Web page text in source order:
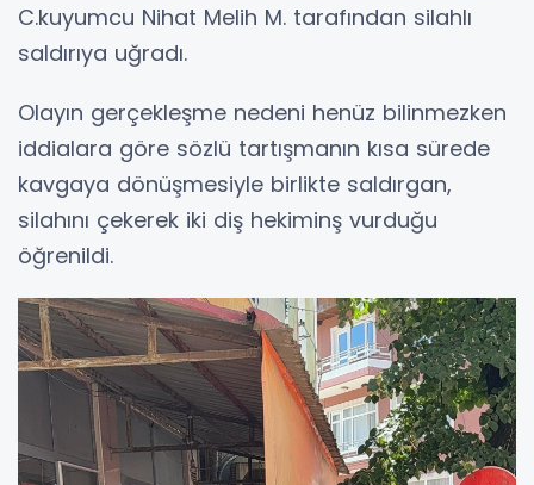
C.kuyumcu Nihat Melih M. tarafından silahlı
saldırıya uğradı.
Olayın gerçekleşme nedeni henüz bilinmezken
iddialara göre sözlü tartışmanın kısa sürede
kavgaya dönüşmesiyle birlikte saldırgan,
silahını çekerek iki diş hekiminş vurduğu
öğrenildi.